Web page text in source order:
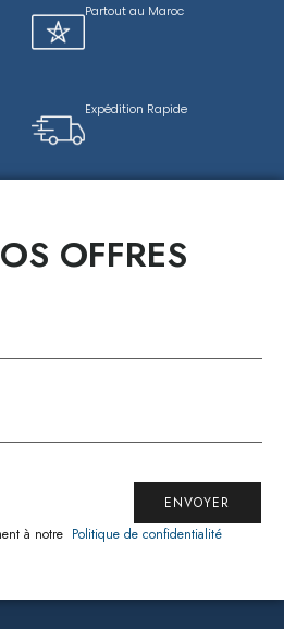
Partout au Maroc
Expédition Rapide
OFFRES
ENVOYER
à notre Politique de confidentialité